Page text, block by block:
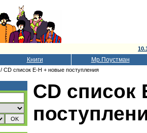
Книги Мр.Поустман
/ CD список E-H + новые поступления
CD список